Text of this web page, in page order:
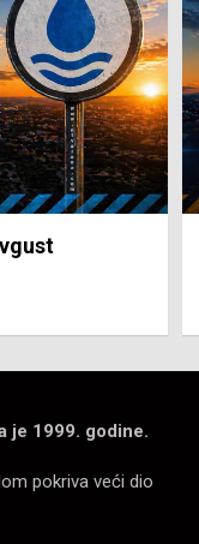
je 1999. godine.
pokriva veći dio